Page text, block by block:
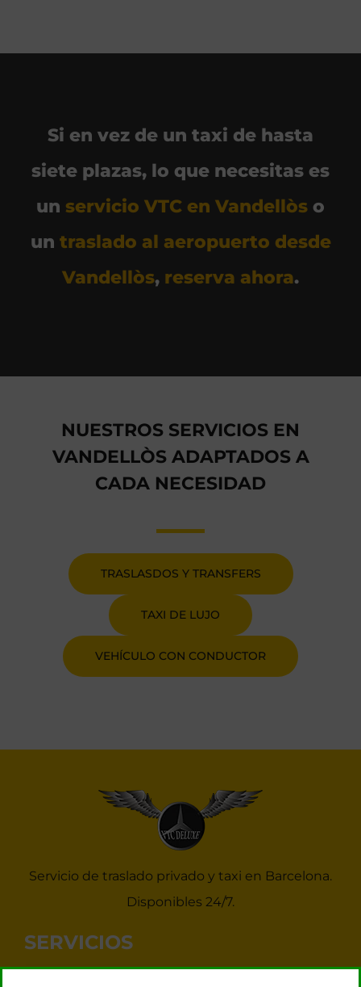
Si en vez de un taxi de hasta
siete plazas, lo que necesitas es
un servicio VTC en Vandellòs o
un traslado al aeropuerto desde
Vandellòs, reserva ahora.
NUESTROS SERVICIOS EN
VANDELLÒS ADAPTADOS A
CADA NECESIDAD
TRASLASDOS Y TRANSFERS
TAXI DE LUJO
VEHÍCULO CON CONDUCTOR
Servicio de traslado privado y taxi en Barcelona.
Disponibles 24/7.
SERVICIOS